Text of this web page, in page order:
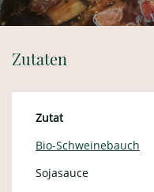
Zutaten
Zutat
Bio-Schweinebauch
Sojasauce